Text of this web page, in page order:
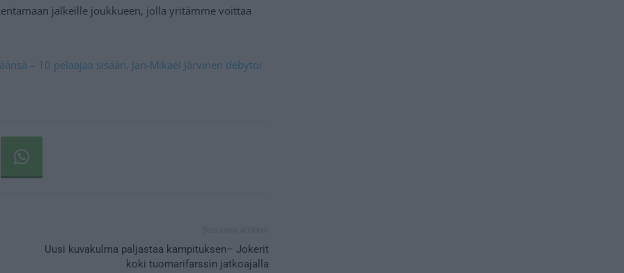
jalkeille joukkueen, jolla yritämme voittaa
– 10 pelaajaa sisään, Jan-Mikael Järvinen debytoi
Uusi kuvakulma paljastaa kampituksen– Jokerit
koki tuomarifarssin jatkoajalla